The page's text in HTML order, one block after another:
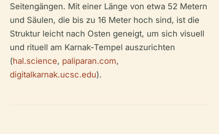
Seitengängen. Mit einer Länge von etwa 52 Metern
und Säulen, die bis zu 16 Meter hoch sind, ist die
Struktur leicht nach Osten geneigt, um sich visuell
und rituell am Karnak-Tempel auszurichten
(hal.science, paliparan.com,
digitalkarnak.ucsc.edu).